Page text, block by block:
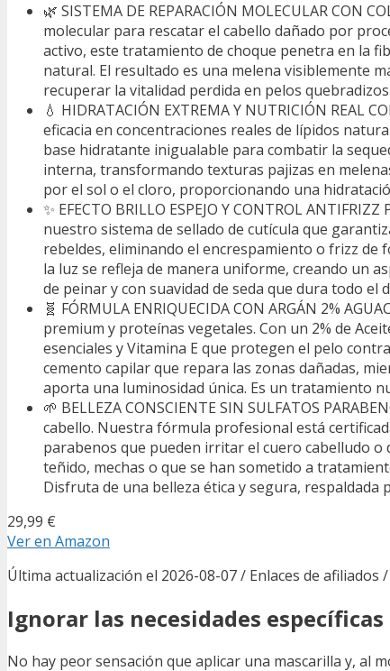
🌿 SISTEMA DE REPARACIÓN MOLECULAR CON
molecular para rescatar el cabello dañado por
activo, este tratamiento de choque penetra en la
natural. El resultado es una melena visiblemente
recuperar la vitalidad perdida en pelos
💧 HIDRATACIÓN EXTREMA Y NUTRICIÓN REAL
eficacia en concentraciones reales de lípidos
base hidratante inigualable para combatir la
interna, transformando texturas pajizas en
por el sol o el cloro, proporcionando una
✨ EFECTO BRILLO ESPEJO Y CONTROL
nuestro sistema de sellado de cutícula que
rebeldes, eliminando el encrespamiento o frizz de
la luz se refleja de manera uniforme, creando un
de peinar y con suavidad de seda que dura todo
🧬 FÓRMULA ENRIQUECIDA CON ARGÁN 2%
premium y proteínas vegetales. Con un 2% de
esenciales y Vitamina E que protegen el pelo
cemento capilar que repara las zonas dañadas,
aporta una luminosidad única. Es un tratamiento
🌱 BELLEZA CONSCIENTE SIN SULFATOS
cabello. Nuestra fórmula profesional está
parabenos que pueden irritar el cuero cabelludo
teñido, mechas o que se han sometido a
Disfruta de una belleza ética y segura,
29,99 €
Ver en Amazon
Última actualización el 2026-08-07 / Enlaces de afiliados
Ignorar las necesidades
No hay peor sensación que aplicar una mascarilla y, al